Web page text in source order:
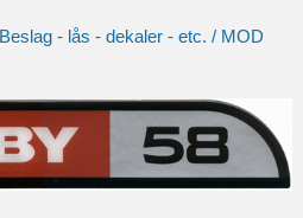
Beslag - lås - dekaler - etc. / MOD